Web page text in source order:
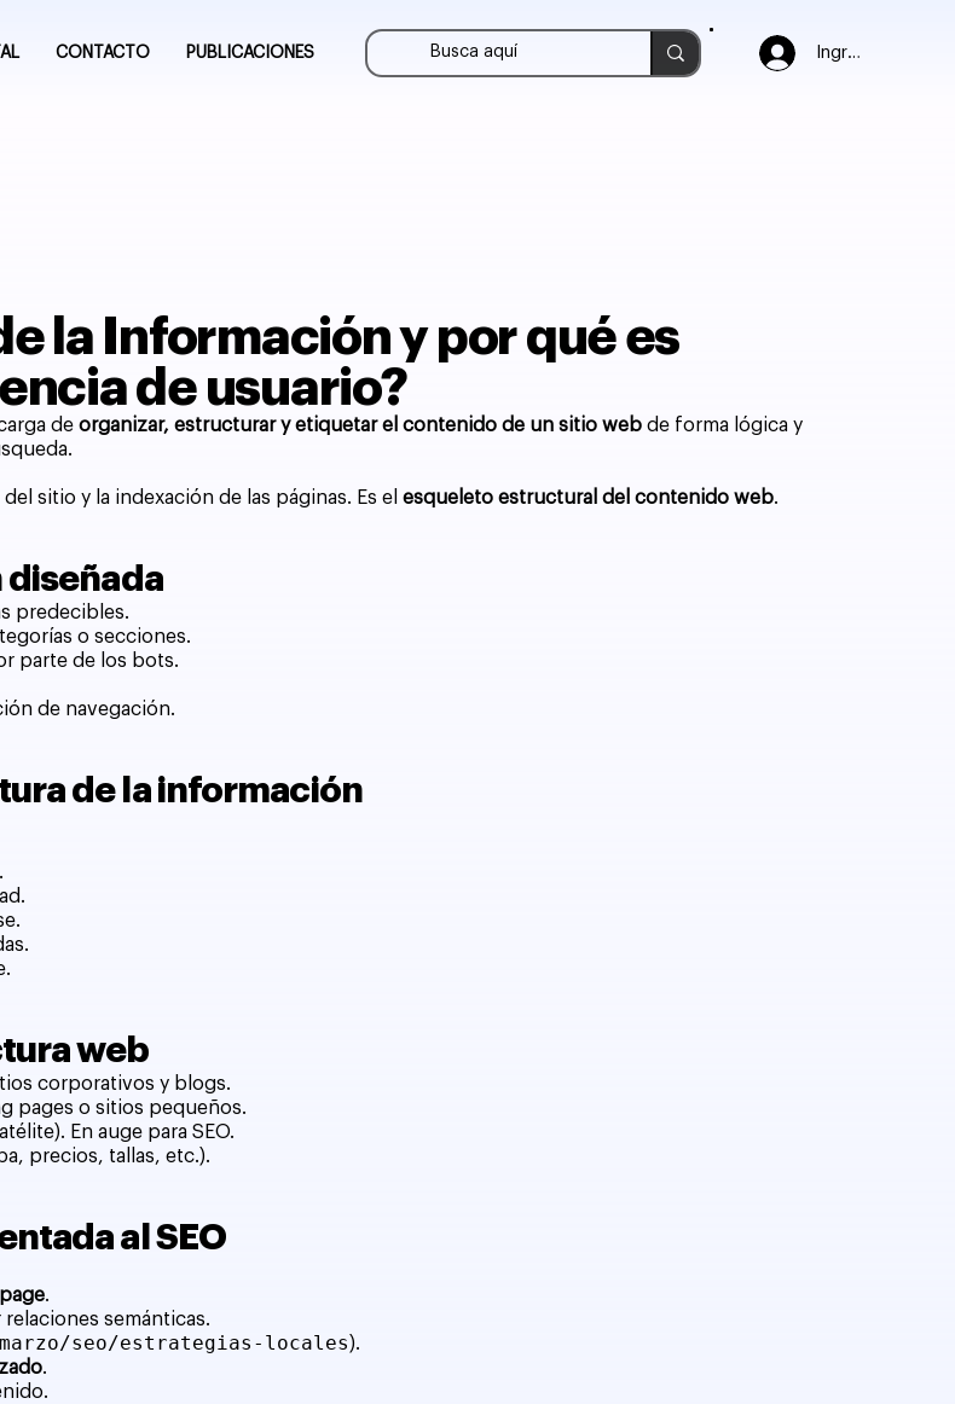
Ingresar
CONTACTO PUBLICACIONES
la Información y por qué es
de usuario?
deorganizar, estructurar y etiquetar el contenido de un sitio web de forma lógica y
sitio y la indexación de las páginas. Es elesqueleto estructural del contenido web.
diseñada
predecibles.
o secciones.
parte de los bots.
de navegación.
de la información
web
corporativos y blogs.
pages o sitios pequeños.
En auge para SEO.
precios, tallas, etc.).
al SEO
.
semánticas.
seo/estrategias-locales).
.